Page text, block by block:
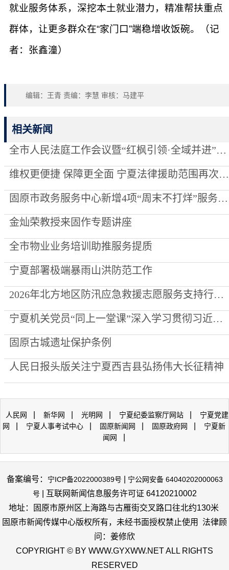
就业服务体系，深挖本土就业潜力，精准帮扶重点
群体，让更多群众在“家门口”端稳增收饭碗。（记
者：张鑫潼）
编辑：王青 责编：李慧 审核：马建平
相关新闻
全市人民法庭工作会议暨“红枫引领·全域并进”项目创建推进会召开
维权更便捷 保障更全面 宁夏法律援助范围再次“扩容”
固原市政务服务中心新增4项“周末不打烊”服务事项
金灿荣教授来固作专题讲座
全市物业业务培训助推服务提质
宁夏部署极端暴雨山洪防范工作
2026年北方地区防汛应急救援志愿服务支持行动走进泾源县
宁夏机关党员“同上一堂课”深入学习贯彻习近平党建思想
固原古城遗址保护条例
人民日报头版关注宁夏西吉县弘扬伟大长征精神
人民网 新华网 光明网 宁夏纪委监察厅网站
宁夏党建
网
宁夏人事考试中心 固原新闻网 固原政府网
宁夏新
闻网
备案编号： 宁ICP备2022000389号
宁公网安备 64040202000063
号 | 互联网新闻信息服务许可证 64120210002
地址：固原市原州区上海路与古雁街交叉路口往北约130米
固原市新闻传媒中心版权所有，未经书面授权禁止使用 法律顾
问：姜修欣
COPYRIGHT © BY WWW.GYXWW.NET ALL RIGHTS
RESERVED